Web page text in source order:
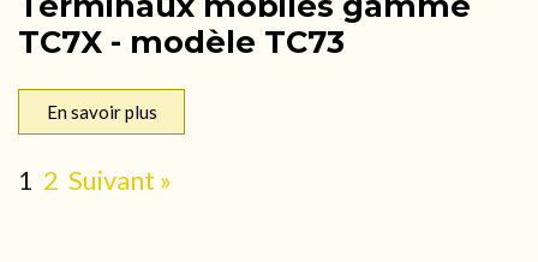
TC7X - modèle TC73
En savoir plus
1 2 Suivant »